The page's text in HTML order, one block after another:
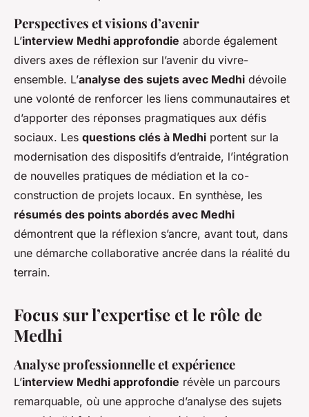
Perspectives et visions d’avenir
L’interview Medhi approfondie aborde également
divers axes de réflexion sur l’avenir du vivre-
ensemble. L’analyse des sujets avec Medhi dévoile
une volonté de renforcer les liens communautaires et
d’apporter des réponses pragmatiques aux défis
sociaux. Les questions clés à Medhi portent sur la
modernisation des dispositifs d’entraide, l’intégration
de nouvelles pratiques de médiation et la co-
construction de projets locaux. En synthèse, les
résumés des points abordés avec Medhi
démontrent que la réflexion s’ancre, avant tout, dans
une démarche collaborative ancrée dans la réalité du
terrain.
Focus sur l’expertise et le rôle de
Medhi
Analyse professionnelle et expérience
L’interview Medhi approfondie révèle un parcours
remarquable, où une approche d’analyse des sujets